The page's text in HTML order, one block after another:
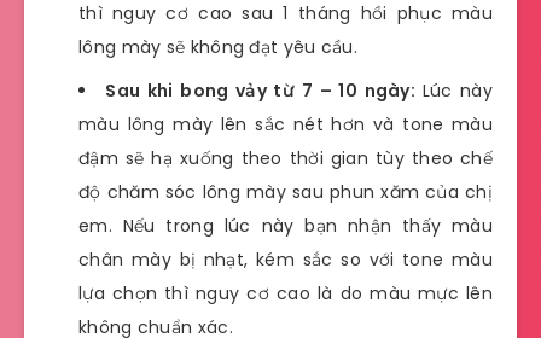
thì nguy cơ cao sau 1 tháng hồi phục màu
lông mày sẽ không đạt yêu cầu.
Sau khi bong vảy từ 7 – 10 ngày: Lúc này
màu lông mày lên sắc nét hơn và tone màu
đậm sẽ hạ xuống theo thời gian tùy theo chế
độ chăm sóc lông mày sau phun xăm của chị
em. Nếu trong lúc này bạn nhận thấy màu
chân mày bị nhạt, kém sắc so với tone màu
lựa chọn thì nguy cơ cao là do màu mực lên
không chuẩn xác.